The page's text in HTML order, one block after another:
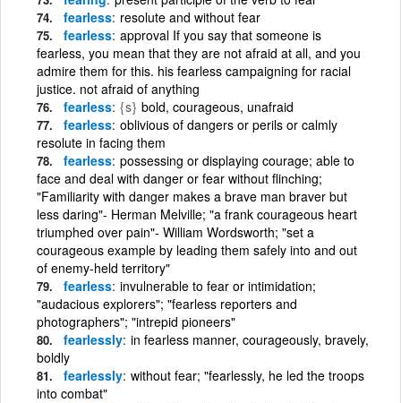
fearless resolute and without fear
fearless approval If you say that someone is
fearless, you mean that they are not afraid at all, and you
admire them for this. his fearless campaigning for racial
justice. not afraid of anything
fearless {s} bold, courageous, unafraid
fearless oblivious of dangers or perils or calmly
resolute in facing them
fearless possessing or displaying courage; able to
face and deal with danger or fear without flinching;
"Familiarity with danger makes a brave man braver but
less daring"- Herman Melville; "a frank courageous heart
triumphed over pain"- William Wordsworth; "set a
courageous example by leading them safely into and out
of enemy-held territory"
fearless invulnerable to fear or intimidation;
"audacious explorers"; "fearless reporters and
photographers"; "intrepid pioneers"
fearlessly in fearless manner, courageously, bravely,
boldly
fearlessly without fear; "fearlessly, he led the troops
into combat"